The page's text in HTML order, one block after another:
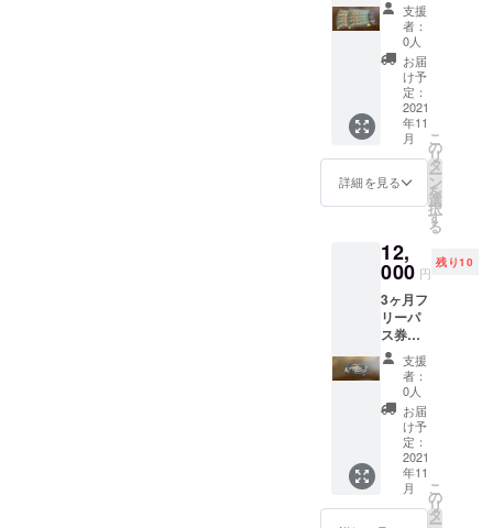
ケット
の使用
方法 チ
ケット1
枚につ
き１名
様がご
利用い
ただけ
ます。
裏面に
き、ご
提示く
ださ
い。免
許証な
どでお
名前の
確認を
する場
合があ
りま
す。11
月中に
何回で
もご参
加いた
10回分
の回数
券（有
効期限
オープ
ンより
月）。
郵送に
てチ
ケット
をお送
しま
す。 チ
ケット
の使用
方法 チ
ケット1
枚につ
き１名
様がご
利用い
ただけ
ます。3
枚のチ
ケット
で同時
に10名
支援
者：
0人
お届
け予
定：
2021
年11
月
詳細を見る
こ
の
リ
タ
ー
ン
を
選
択
す
る
12,
000 円
残り10
3ヶ月フ
リーパ
ス券
（定価
30000
円）
2022年
1月末ま
でのフ
リーパ
スを郵
送いた
しま
支援
者：
0人
お届
け予
定：
2021
年11
月
こ
の
リ
タ
ー